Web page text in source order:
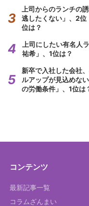
上司からのランチ
逃したくない」、2位
位は？
上司にしたい有名
祐希」、1位は？
新卒で入社した会社
ルアップが見込めな
の労働条件」、1位は
コンテンツ
最新記事一覧
コラムざんまい